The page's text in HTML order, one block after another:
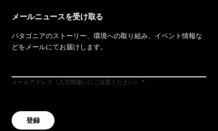
メールニュースを受け取る
パタゴニアのストーリー、環境への取り組み、イベント情報な
どをメールにてお届けします。
メールアドレス（入力間違いにご注意ください）
登録